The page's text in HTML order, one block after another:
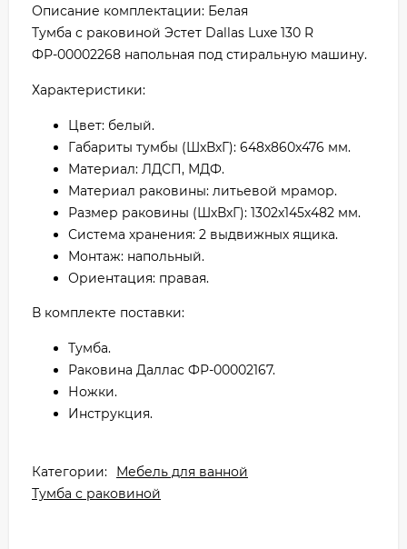
Описание комплектации: Белая
Тумба с раковиной Эстет Dallas Luxe 130 R
ФР-00002268 напольная под стиральную машину.
Характеристики:
Цвет: белый.
Габариты тумбы (ШхВхГ): 648х860х476 мм.
Материал: ЛДСП, МДФ.
Материал раковины: литьевой мрамор.
Размер раковины (ШхВхГ): 1302х145х482 мм.
Система хранения: 2 выдвижных ящика.
Монтаж: напольный.
Ориентация: правая.
В комплекте поставки:
Тумба.
Раковина Даллас ФР-00002167.
Ножки.
Инструкция.
Категории:
Мебель для ванной
Тумба с раковиной